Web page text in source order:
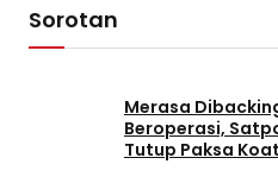
Sorotan
Merasa
Beroperasi,
Tutup Paksa